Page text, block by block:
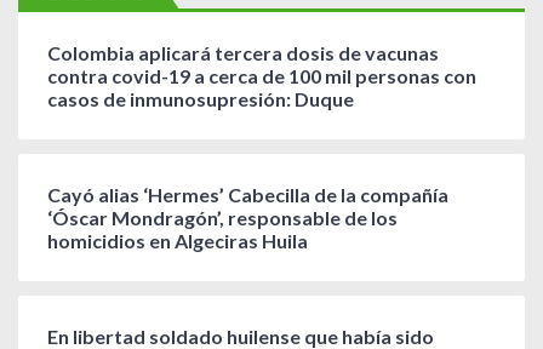
Colombia aplicará tercera dosis de vacunas
contra covid-19 a cerca de 100 mil personas con
casos de inmunosupresión: Duque
Cayó alias ‘Hermes’ Cabecilla de la compañía
‘Óscar Mondragón’, responsable de los
homicidios en Algeciras Huila
En libertad soldado huilense que había sido